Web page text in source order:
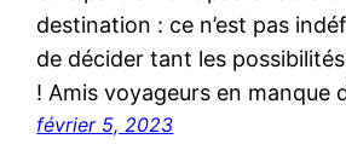
destination : ce n’est pas
de décider tant les
! Amis voyageurs en manque
février 5, 2023